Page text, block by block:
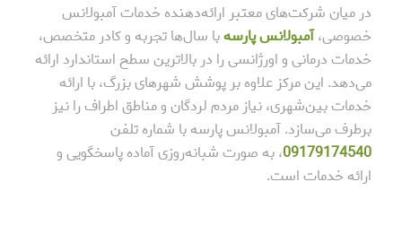
در میان شرکت‌های معتبر ارائه‌دهنده خدمات آمبولانس
خصوصی،آمبولانس پارسهبا سال‌ها تجربه و کادر متخصص،
خدمات درمانی و اورژانسی را در بالاترین سطح استاندارد ارائه
می‌دهد. این مرکز علاوه بر پوشش شهرهای بزرگ، با ارائه
خدمات بین‌شهری، نیاز مردم لردگان و مناطق اطراف را نیز
برطرف می‌سازد. آمبولانس پارسه با شماره تلفن
09179174540، به صورت شبانه‌روزی آماده پاسخگویی و
ارائه خدمات است.